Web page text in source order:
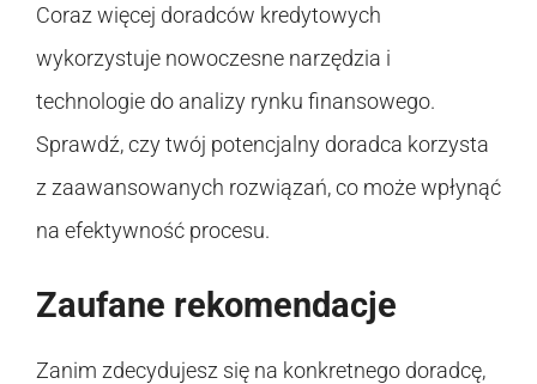
Coraz więcej doradców kredytowych
wykorzystuje nowoczesne narzędzia i
technologie do analizy rynku finansowego.
Sprawdź, czy twój potencjalny doradca korzysta
z zaawansowanych rozwiązań, co może wpłynąć
na efektywność procesu.
Zaufane rekomendacje
Zanim zdecydujesz się na konkretnego doradcę,